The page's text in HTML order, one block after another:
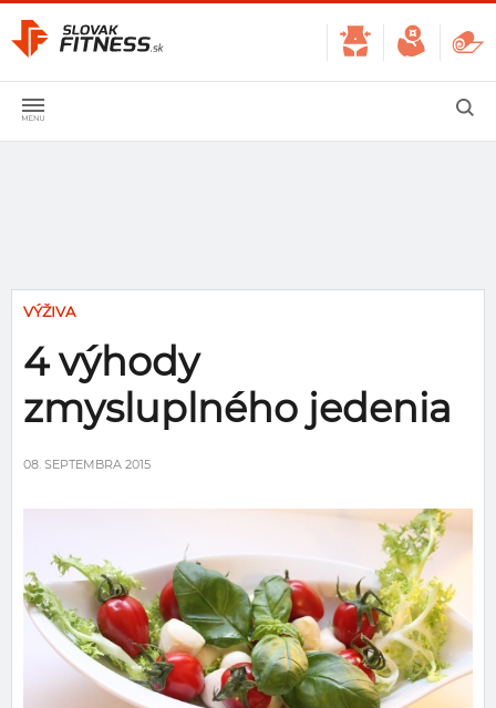
VÝŽIVA
4 výhody
zmysluplného jedenia
08. SEPTEMBRA 2015